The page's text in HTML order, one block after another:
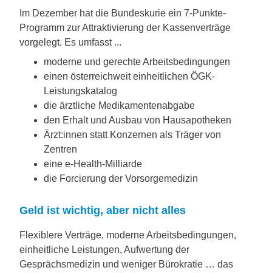
Im Dezember hat die Bundeskurie ein 7-Punkte-
Programm zur Attraktivierung der Kassenverträge
vorgelegt. Es umfasst ...
moderne und gerechte Arbeitsbedingungen
einen österreichweit einheitlichen ÖGK-
Leistungskatalog
die ärztliche Medikamentenabgabe
den Erhalt und Ausbau von Hausapotheken
Ärzt:innen statt Konzernen als Träger von
Zentren
eine e-Health-Milliarde
die Forcierung der Vorsorgemedizin
Geld ist wichtig, aber nicht alles
Flexiblere Verträge, moderne Arbeitsbedingungen,
einheitliche Leistungen, Aufwertung der
Gesprächsmedizin und weniger Bürokratie … das